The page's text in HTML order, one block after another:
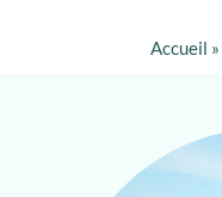
Accueil »